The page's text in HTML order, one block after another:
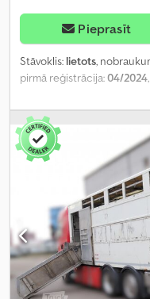
Pieprasīt
Stāvoklis: lietots,
pirmā reģistrācija:04/2024
,
retardētājs, krāsa:pelēks,
klase:Euro 6
navigācijas sistēma,